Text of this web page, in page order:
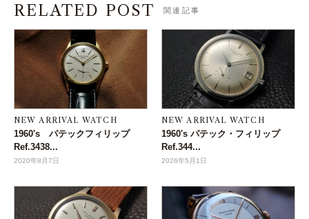
RELATED POST 関連記事
NEW ARRIVAL WATCH
1960's パテックフィリップ
Ref.3438...
2020年8月7日
NEW ARRIVAL WATCH
1960's パテック・フィリップ
Ref.344...
2026年5月1日